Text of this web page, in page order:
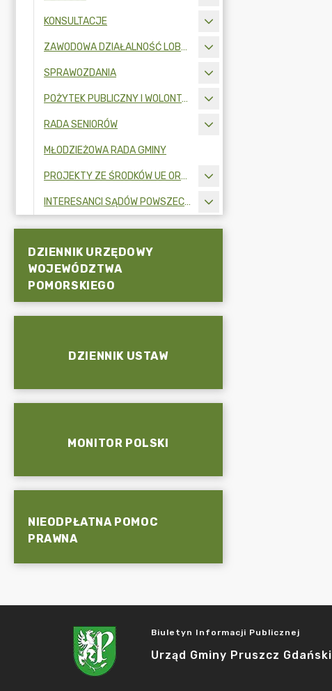
KONSULTACJE
ZAWODOWA DZIAŁALNOŚĆ LOBBINGOWA
SPRAWOZDANIA
POŻYTEK PUBLICZNY I WOLONTARIAT
RADA SENIORÓW
MŁODZIEŻOWA RADA GMINY
PROJEKTY ZE ŚRODKÓW UE ORAZ FUNDUSZY ZEWNĘTRZNYCH
INTERESANCI SĄDÓW POWSZECHNYCH
DZIENNIK URZĘDOWY
WOJEWÓDZTWA
POMORSKIEGO
DZIENNIK USTAW
MONITOR POLSKI
NIEODPŁATNA POMOC
PRAWNA
Biuletyn Informacji Publicznej
Urząd Gminy Pruszcz Gdański